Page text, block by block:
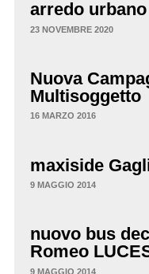
arredo urbano
23 NOVEMBRE 2020
Nuova
Multisoggetto
16 MARZO 2016
maxiside
9 MAGGIO 2014
nuovo bus
Romeo
9 MAGGIO 2014